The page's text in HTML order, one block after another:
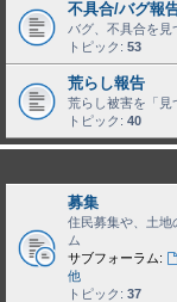
不具合/バグ報
バグ、不具合を見
トピック: 53
荒らし報告
荒らし被害を「見
トピック: 40
募集
住民募集や、土地
ム
サブフォーラム:
他
トピック: 37